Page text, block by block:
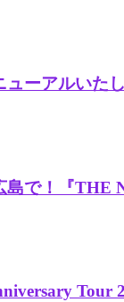
ューアルいた
島で！『THE
Tour